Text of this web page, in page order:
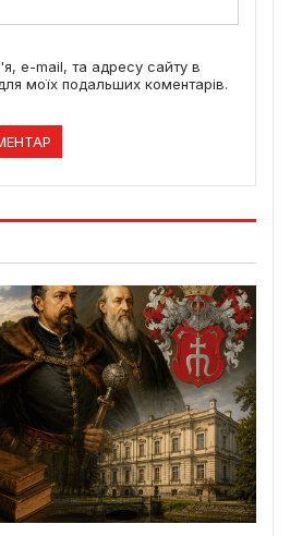
e-mail, та адресу сайту в
моїх подальших коментарів.